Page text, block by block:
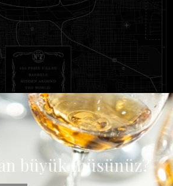
yıldönümü etkinlikleri çerçevesinde
büyük müsünüz?